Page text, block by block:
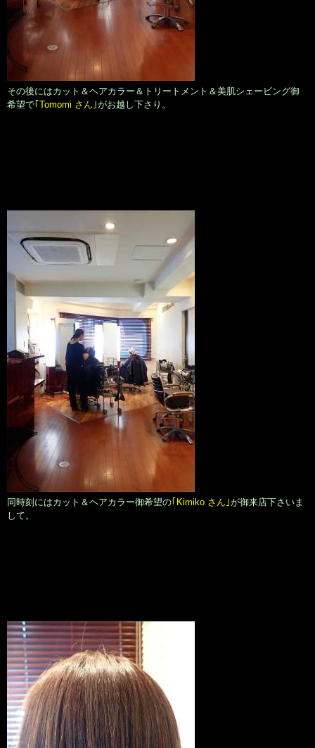
その後にはカット＆ヘアカラー＆トリートメント＆美肌シェービング御
希望で｢Tomomi さん｣がお越し下さり。
同時刻にはカット＆ヘアカラー御希望の｢Kimiko さん｣が御来店下さいま
して。